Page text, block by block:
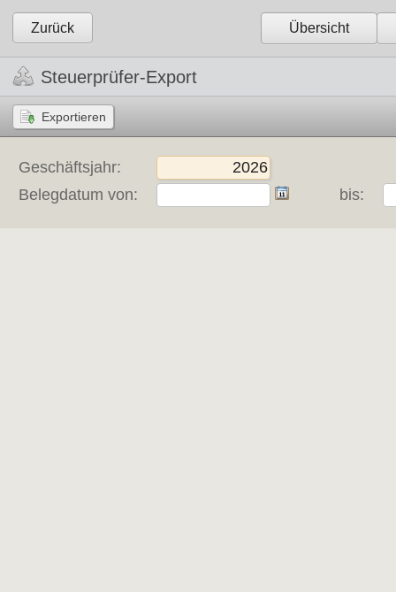
Zurück Übersicht
Steuerprüfer-Export
Geschäftsjahr:
Belegdatum von:
bis: